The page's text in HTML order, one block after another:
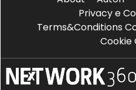
Privacy e
Terms&Conditions
Cookie